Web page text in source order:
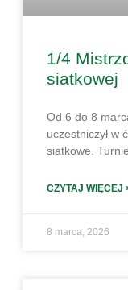
1/4
siatkowej
Od 6 do 8
uczestniczył w
siatkowe.
CZYTAJ WIĘCEJ
8 marca, 2026